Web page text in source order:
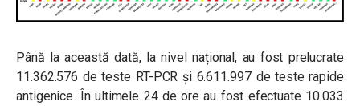
Până la această dată, la nivel național, au fost prelucrate
11.362.576 de teste RT-PCR și 6.611.997 de teste rapide
antigenice. În ultimele 24 de ore au fost efectuate 10.033